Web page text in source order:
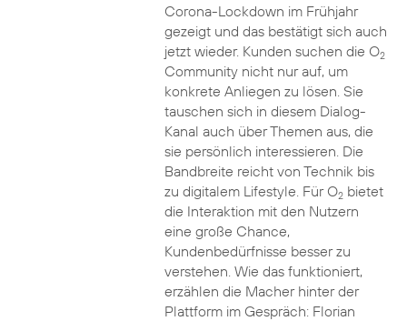
Corona-Lockdown im Frühjahr
gezeigt und das bestätigt sich auch
jetzt wieder. Kunden suchen die O2
Community nicht nur auf, um
konkrete Anliegen zu lösen. Sie
tauschen sich in diesem Dialog-
Kanal auch über Themen aus, die
sie persönlich interessieren. Die
Bandbreite reicht von Technik bis
zu digitalem Lifestyle. Für O2bietet
die Interaktion mit den Nutzern
eine große Chance,
Kundenbedürfnisse besser zu
verstehen. Wie das funktioniert,
erzählen die Macher hinter der
Plattform im Gespräch: Florian